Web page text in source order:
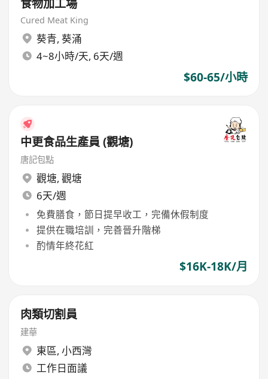
食物加工場
Cured Meat King
葵青, 葵涌
4~8小時/天, 6天/週
$60-65/小時
中更食品生產員 (觀塘)
唐記包點
觀塘, 觀塘
6天/週
免費膳食，節日提早收工，完備休假制度
提供在職培訓，完善晉升階梯
酌情年終花紅
$16K-18K/月
肉類切割員
建華
東區, 小西灣
工作日面議